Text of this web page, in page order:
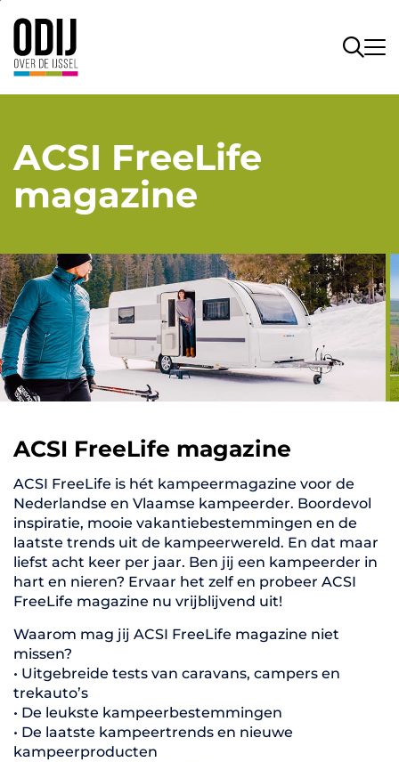
ACSI FreeLife
magazine
ACSI FreeLife magazine
ACSI FreeLife is hét kampeermagazine voor de
Nederlandse en Vlaamse kampeerder. Boordevol
inspiratie, mooie vakantiebestemmingen en de
laatste trends uit de kampeerwereld. En dat maar
liefst acht keer per jaar. Ben jij een kampeerder in
hart en nieren? Ervaar het zelf en probeer ACSI
FreeLife magazine nu vrijblijvend uit!
Waarom mag jij ACSI FreeLife magazine niet
missen?
• Uitgebreide tests van caravans, campers en
trekauto’s
• De leukste kampeerbestemmingen
• De laatste kampeertrends en nieuwe
kampeerproducten